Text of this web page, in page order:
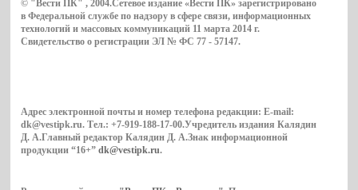
© "Вести ПК" , 2004.Сетевое издание «Вести ПК» зарегистрировано
в Федеральной службе по надзору в сфере связи, информационных
технологий и массовых коммуникаций 11 марта 2014 г.
Свидетельство о регистрации ЭЛ № ФС 77 - 57147.
Адрес электронной почты и номер телефона редакции: E-mail:
dk@vestipk.ru. Тел.: +7-919-188-17-00.Учредитель издания Калядин
Д. А.Главный редактор Калядин Д. А.Знак информационной
продукции “16+”dk@vestipk.ru.